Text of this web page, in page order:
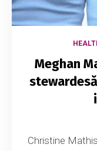
Meghan
Christine